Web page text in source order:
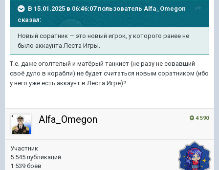
В 15.01.2025 в 06:46:07 пользователь Alfa_Omegon
сказал:
Новый соратник — это новый игрок, у которого ранее не
было аккаунта Леста Игры.
Т.е. даже оголтелый и матёрый танкист (не разу не совавший
своё дуло в корабли) не будет считаться новым соратником (ибо
у него уже есть аккаунт в Леста Игре)?
4 590
Alfa_Omegon
Участник
5 545 публикаций
1 539 боёв